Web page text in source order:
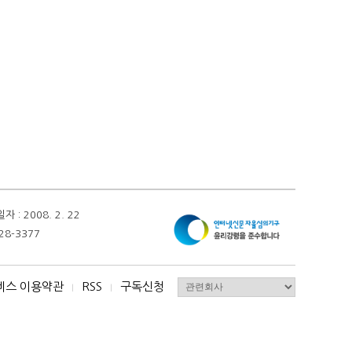
자 : 2008. 2. 22
3377
스 이용약관 I RSS I 구독신청